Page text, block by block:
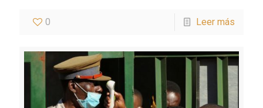
0 Leer más